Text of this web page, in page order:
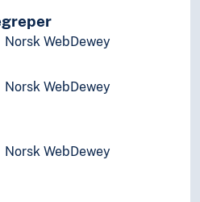
og perioder
Norsk WebDewey
Norsk WebDewey
Norsk WebDewey